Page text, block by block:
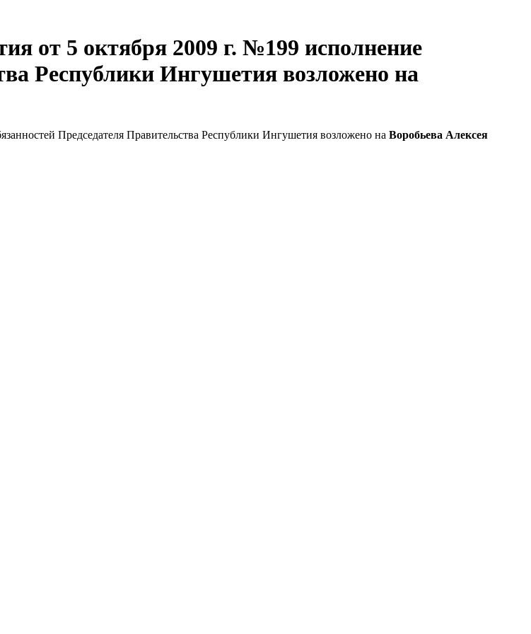
от 5 октября 2009 г. №199 исполнение
Республики Ингушетия возложено на
Председателя Правительства Республики Ингушетия возложено на Воробьева Алексея